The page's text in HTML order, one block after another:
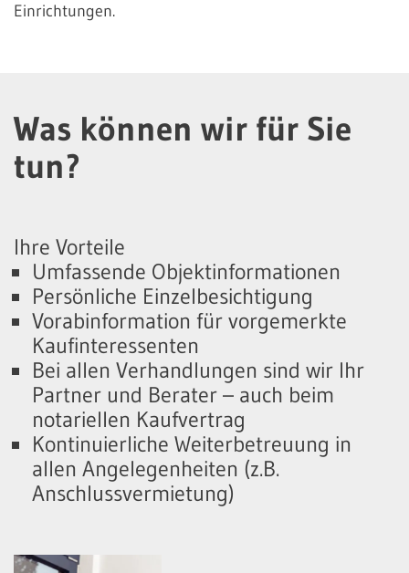
Einrichtungen.
Was können wir für Sie
tun?
Ihre Vorteile
Umfassende Objektinformationen
Persönliche Einzelbesichtigung
Vorabinformation für vorgemerkte
Kaufinteressenten
Bei allen Verhandlungen sind wir Ihr
Partner und Berater – auch beim
notariellen Kaufvertrag
Kontinuierliche Weiterbetreuung in
allen Angelegenheiten (z.B.
Anschlussvermietung)